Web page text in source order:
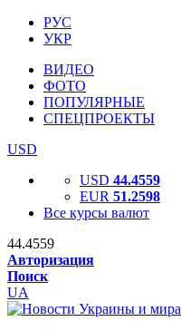
РУС
УКР
ВИДЕО
ФОТО
ПОПУЛЯРНЫЕ
СПЕЦПРОЕКТЫ
USD
USD 44.4559
EUR 51.2598
Все курсы валют
44.4559
Авторизация
Поиск
UA